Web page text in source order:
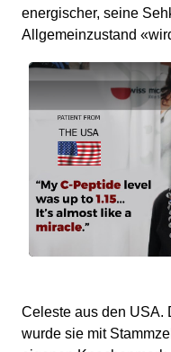
energischer, seine
Allgemeinzustand
Celeste aus den USA.
wurde sie mit